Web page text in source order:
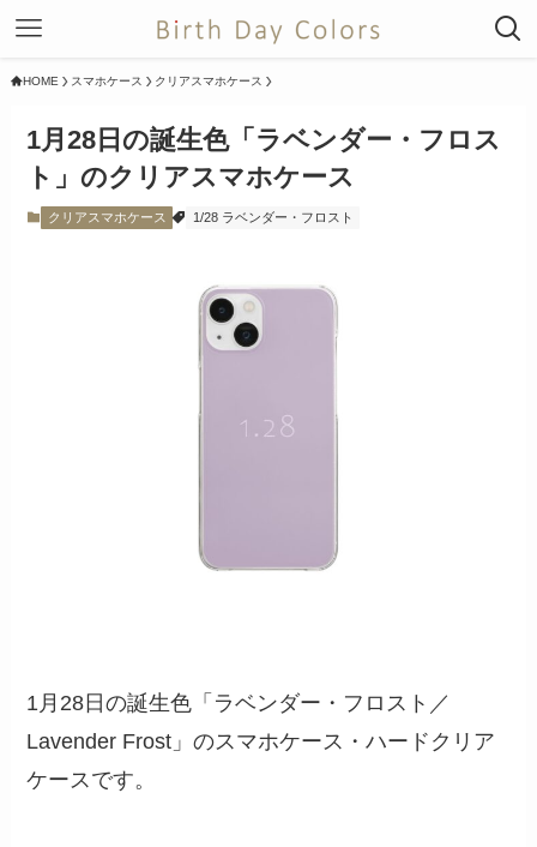
HOME スマホケース クリアスマホケース
1月28日の誕生色「ラベンダー・フロス
ト」のクリアスマホケース
クリアスマホケース 1/28 ラベンダー・フロスト
1月28日の誕生色「ラベンダー・フロスト／
Lavender Frost」のスマホケース・ハードクリア
ケースです。